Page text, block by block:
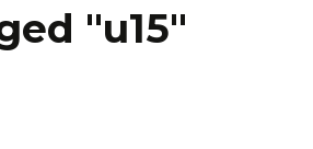
"u15"